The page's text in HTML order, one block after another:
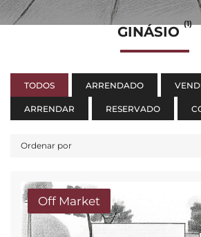
GINÁSIO (1)
TODOS ARRENDADO
ARRENDAR RESERVADO
Ordenar por
Off Market